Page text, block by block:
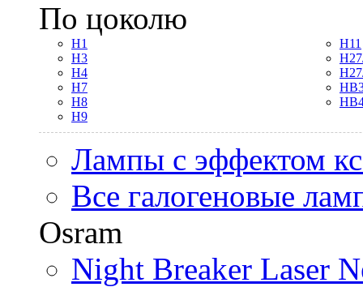
По цоколю
H1
H3
H4
H7
H8
H9
H11
Лампы с эффектом
Все галогеновые
Osram
Night Breaker Laser